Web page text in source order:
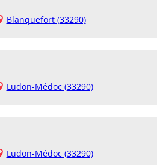
Blanquefort (33290)
Ludon-Médoc (33290)
Ludon-Médoc (33290)